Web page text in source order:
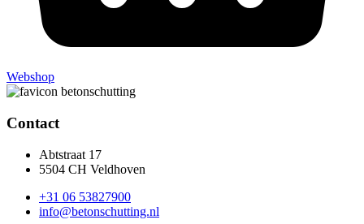
Webshop
Contact
Abtstraat 17
5504 CH Veldhoven
+31 06 53827900
info@betonschutting.nl